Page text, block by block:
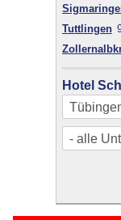
Tuttlingen
Hotel